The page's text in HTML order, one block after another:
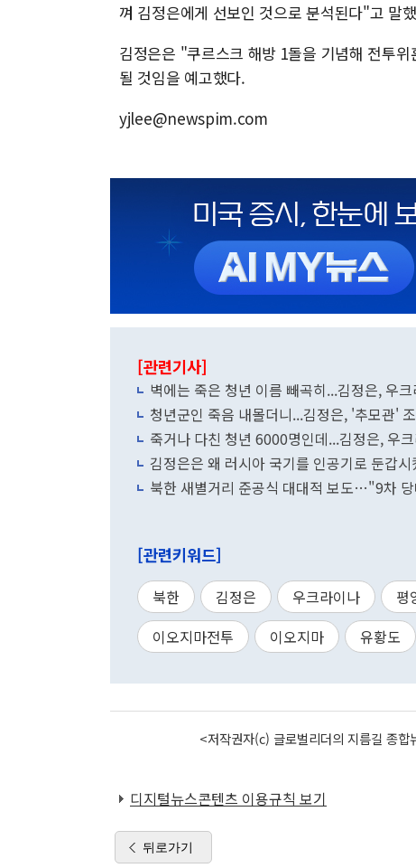
껴 김정은에게 선보인 것으로 분석된다"고 말
김정은은 "쿠르스크 해방 1돌을 기념해 전투
될 것임을 예고했다.
yjlee@newspim.com
[관련기사]
벽에는 죽은 청년 이름 빼곡히...김정은, 우
청년군인 죽음 내몰더니...김정은, '추모관'
죽거나 다친 청년 6000명인데...김정은, 우
김정은은 왜 러시아 국기를 인공기로 둔갑
북한 새별거리 준공식 대대적 보도…"9차
[관련키워드]
북한 김정은 우크라이나 평
이오지마전투
이오지마 유황도
<저작권자(c) 글로벌리더의 지름길 종
디지털뉴스콘텐츠 이용규칙 보기
뒤로가기